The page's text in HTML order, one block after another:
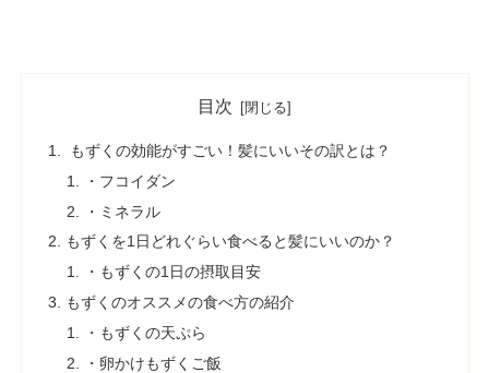
目次
もずくの効能がすごい！髪にいいその訳とは？
・フコイダン
・ミネラル
もずくを1日どれぐらい食べると髪にいいのか？
・もずくの1日の摂取目安
もずくのオススメの食べ方の紹介
・もずくの天ぷら
・卵かけもずくご飯